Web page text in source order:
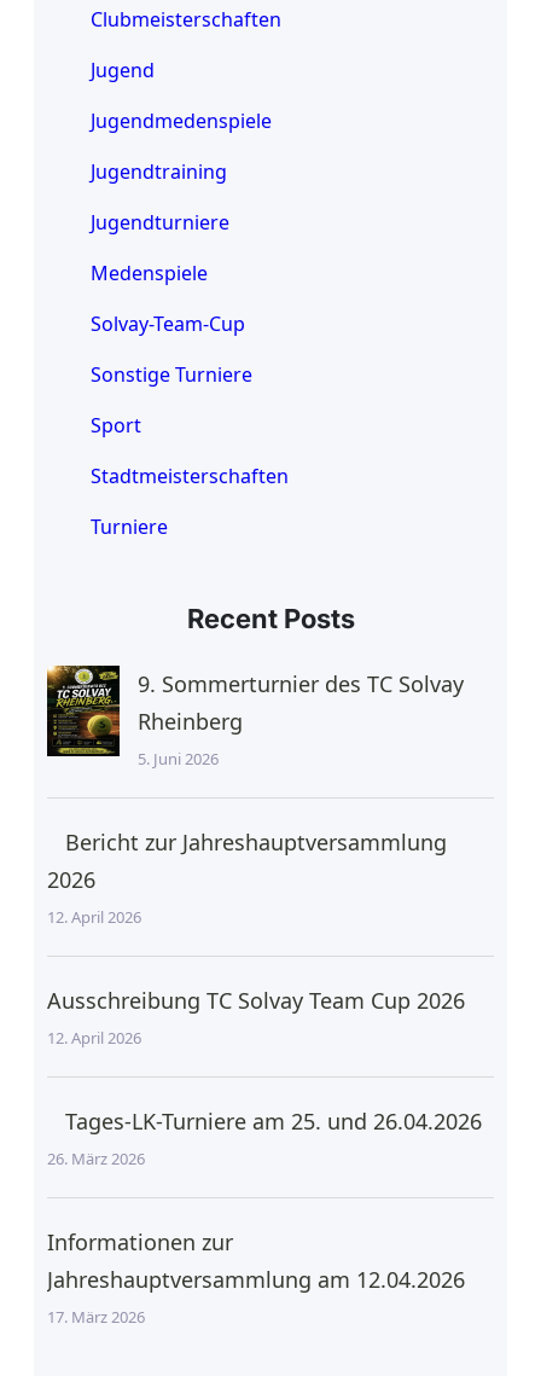
Clubmeisterschaften
Jugend
Jugendmedenspiele
Jugendtraining
Jugendturniere
Medenspiele
Solvay-Team-Cup
Sonstige Turniere
Sport
Stadtmeisterschaften
Turniere
Recent Posts
9. Sommerturnier des TC Solvay
Rheinberg
5. Juni 2026
Bericht zur Jahreshauptversammlung
2026
12. April 2026
Ausschreibung TC Solvay Team Cup 2026
12. April 2026
Tages-LK-Turniere am 25. und 26.04.2026
26. März 2026
Informationen zur
Jahreshauptversammlung am 12.04.2026
17. März 2026